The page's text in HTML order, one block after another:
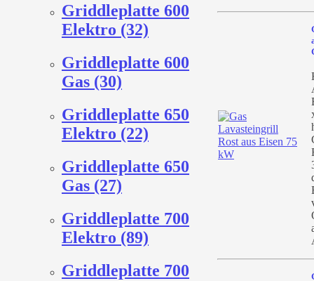
Griddleplatte 600
Elektro (32)
Griddleplatte 600
Gas (30)
Griddleplatte 650
Elektro (22)
Griddleplatte 650
Gas (27)
Griddleplatte 700
Elektro (89)
Griddleplatte 700